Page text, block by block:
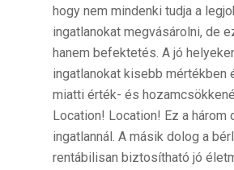
hogy nem mindenki tudja a
ingatlanokat megvásárolni, de
hanem befektetés. A jó
ingatlanokat kisebb mértékben
miatti érték- és
Location! Location! Ez a
ingatlannál. A másik dolog a
rentábilisan biztosítható jó